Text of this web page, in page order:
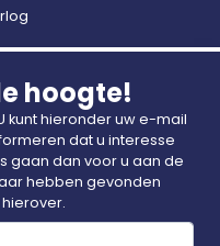
hoogte!
kunt hieronder uw e-mail
dat u interesse
gaan dan voor u aan de
hebben gevonden